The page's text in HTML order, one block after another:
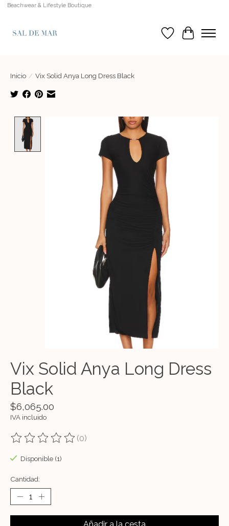
Beachwear & Lifestyle Boutique
Lista de deseos
Cesta
Inicio / Vix Solid Anya Long Dress Black
Product image slideshow Items
Vix Solid Anya Long Dress
Black
$6,065.00
IVA incluido
The rating of this product is
(0)
Disponible (1)
Cantidad: